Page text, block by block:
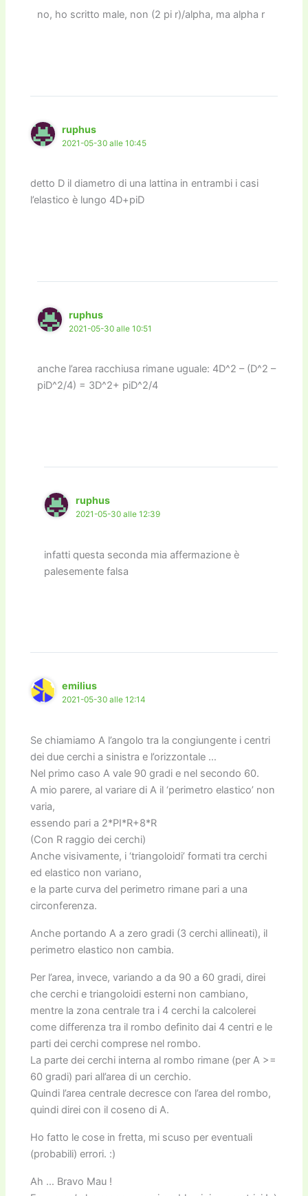
no, ho scritto male, non (2 pi r)/alpha, ma alpha r
ruphus
2021-05-30 alle 10:45
detto D il diametro di una lattina in entrambi i casi
l’elastico è lungo 4D+piD
ruphus
2021-05-30 alle 10:51
anche l’area racchiusa rimane uguale: 4D^2 – (D^2 –
piD^2/4) = 3D^2+ piD^2/4
ruphus
2021-05-30 alle 12:39
infatti questa seconda mia affermazione è
palesemente falsa
emilius
2021-05-30 alle 12:14
Se chiamiamo A l’angolo tra la congiungente i centri
dei due cerchi a sinistra e l’orizzontale …
Nel primo caso A vale 90 gradi e nel secondo 60.
A mio parere, al variare di A il ‘perimetro elastico’ non
varia,
essendo pari a 2*PI*R+8*R
(Con R raggio dei cerchi)
Anche visivamente, i ‘triangoloidi’ formati tra cerchi
ed elastico non variano,
e la parte curva del perimetro rimane pari a una
circonferenza.
Anche portando A a zero gradi (3 cerchi allineati), il
perimetro elastico non cambia.
Per l’area, invece, variando a da 90 a 60 gradi, direi
che cerchi e triangoloidi esterni non cambiano,
mentre la zona centrale tra i 4 cerchi la calcolerei
come differenza tra il rombo definito dai 4 centri e le
parti dei cerchi comprese nel rombo.
La parte dei cerchi interna al rombo rimane (per A >=
60 gradi) pari all’area di un cerchio.
Quindi l’area centrale decresce con l’area del rombo,
quindi direi con il coseno di A.
Ho fatto le cose in fretta, mi scuso per eventuali
(probabili) errori. :)
Ah … Bravo Mau !